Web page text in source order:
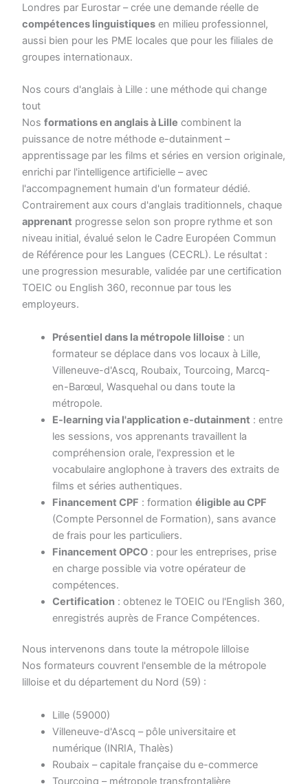
Londres par Eurostar – crée une demande réelle de
compétences linguistiques en milieu professionnel,
aussi bien pour les PME locales que pour les filiales de
groupes internationaux.
Nos cours d'anglais à Lille : une méthode qui change
tout
Nos formations en anglais à Lille combinent la
puissance de notre méthode e-dutainment –
apprentissage par les films et séries en version originale,
enrichi par l'intelligence artificielle – avec
l'accompagnement humain d'un formateur dédié.
Contrairement aux cours d'anglais traditionnels, chaque
apprenant progresse selon son propre rythme et son
niveau initial, évalué selon le Cadre Européen Commun
de Référence pour les Langues (CECRL). Le résultat :
une progression mesurable, validée par une certification
TOEIC ou English 360, reconnue par tous les
employeurs.
Présentiel dans la métropole lilloise : un
formateur se déplace dans vos locaux à Lille,
Villeneuve-d'Ascq, Roubaix, Tourcoing, Marcq-
en-Barœul, Wasquehal ou dans toute la
métropole.
E-learning via l'application e-dutainment : entre
les sessions, vos apprenants travaillent la
compréhension orale, l'expression et le
vocabulaire anglophone à travers des extraits de
films et séries authentiques.
Financement CPF : formation éligible au CPF
(Compte Personnel de Formation), sans avance
de frais pour les particuliers.
Financement OPCO: pour les entreprises, prise
en charge possible via votre opérateur de
compétences.
Certification: obtenez le TOEIC ou l'English 360,
enregistrés auprès de France Compétences.
Nous intervenons dans toute la métropole lilloise
Nos formateurs couvrent l'ensemble de la métropole
lilloise et du département du Nord (59) :
Lille (59000)
Villeneuve-d'Ascq – pôle universitaire et
numérique (INRIA, Thalès)
Roubaix – capitale française du e-commerce
Tourcoing – métropole transfrontalière